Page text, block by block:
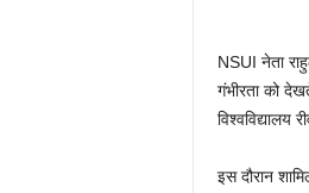
NSUI नेता
गंभीरता को
विश्वविद्यालय
इस दौरान